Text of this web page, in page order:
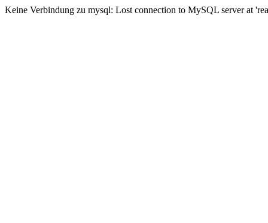
Keine Verbindung zu mysql: Lost connection to MySQL server at